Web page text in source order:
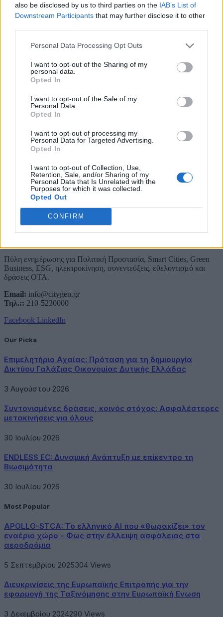
also be disclosed by us to third parties on the IAB’s List of
Downstream Participants that may further disclose it to other
Personal Data Processing Opt Outs
I want to opt-out of the Sharing of my
personal data.
Opted In
I want to opt-out of the Sale of my
Personal Data.
Opted In
I want to opt-out of processing my
Personal Data for Targeted Advertising.
Opted In
I want to opt-out of Collection, Use,
Retention, Sale, and/or Sharing of my
Personal Data that Is Unrelated with the
Purposes for which it was collected.
Opted Out
CONFIRM
Συνεργασία της ΦΩΤΟΚΥΚΛΩΣΗ Α.Ε. με τον Δήμο
Μεγαρέων
Περιφέρεια Αττικής: Υπεγράφη η σύμβαση κατασκευής
του εσωτερικού δικτύου αποχέτευσης Παιανίας
Newsletter Citygen.gr
Προστασίας, του ESG, του Green Business και των ΟΤΑ
Συμφωνώ με την Πολιτική Δεδομένων
About Us
Πύλη ενημέρωσης για Πολιτική Προστασία, Smart Cities, Green
Business, ESG, ηλεκτροκίνηση, συνεντεύξεις, εθελοντισμό και
δράσεις ΟΤΑ.
Email: info@citygen.gr
Τηλ.:: 210-5230000
Facebook LinkedIn
Our Picks
Επιμελητήριο Αχαΐας: Πρόταση για τη δημιουργία
Δικτύου Γαλάζιας Οικονομίας Δυτικής Ελλάδας
3 Αυγούστου 2026
Συντονισμένες δράσεις, κοινός στόχος: Ασφαλέστερες
μετακινήσεις για όλους
30 Ιουλίου 2026
ENDLESS EC: Δυναμική Ανάπτυξη με επίκεντρο τη
Βιωσιμότητα
30 Ιουλίου 2026
Most Popular
APOLLO-STCA: Το ελληνικό AI που «θωρακίζει» τον
εναέριο χώρο – Φως στην έλλειψη ασφάλειας στα
αεροδρόμια
5 Σεπτεμβρίου 2025304 Views
Διευκρινίσεις της Ευρωπαϊκής Επιτροπής για την
εφαρμογή της Ταξινόμησης στην Ευρωπαϊκή Ενωση
3 Δεκεμβρίου 2024290 Views